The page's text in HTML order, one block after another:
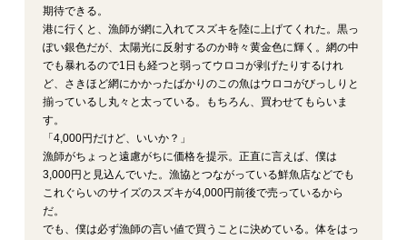
期待できる。
港に行くと、漁師が網に入れてスズキを陸に上げてくれた。黒っ
ぽい銀色だが、太陽光に反射するのか時々黄金色に輝く。網の中
でも暴れるので1日も経つと弱ってウロコが剥げたりするけれ
ど、さきほど網にかかったばかりのこの魚はウロコがびっしりと
揃っているし丸々と太っている。もちろん、買わせてもらいま
す。
「4,000円だけど、いいか？」
漁師がちょっと遠慮がちに価格を提示。正直に言えば、僕は
3,000円と見込んでいた。漁協とつながっている鮮魚店などでも
これぐらいのサイズのスズキが4,000円前後で売っているから
だ。
でも、僕は必ず漁師の言い値で買うことに決めている。体をはっ